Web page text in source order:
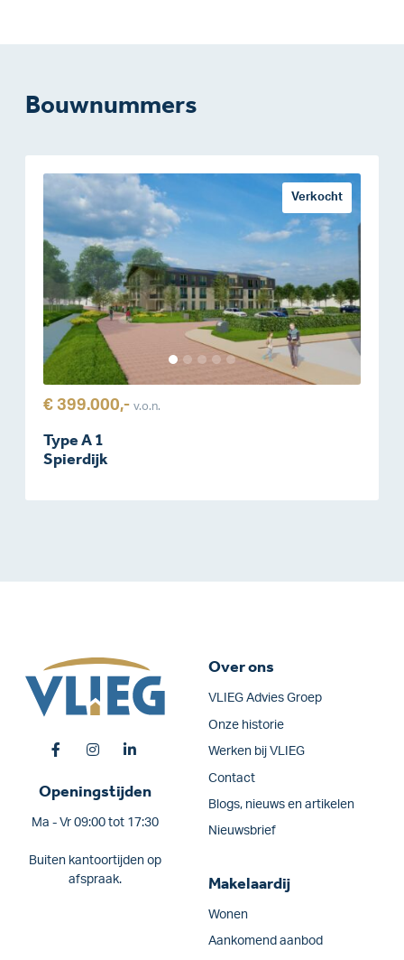
Bouwnummers
Verkocht
€ 399.000,- v.o.n.
Type A 1
Spierdijk
Openingstijden
Ma - Vr 09:00 tot 17:30
Buiten kantoortijden op
afspraak.
Over ons
VLIEG Advies Groep
Onze historie
Werken bij VLIEG
Contact
Blogs, nieuws en artikelen
Nieuwsbrief
Makelaardij
Wonen
Aankomend aanbod